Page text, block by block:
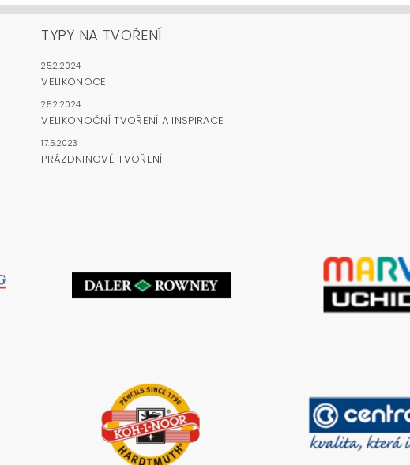
TYPY NA TVOŘENÍ
25.2.2024
VELIKONOCE
25.2.2024
VELIKONOČNÍ TVOŘENÍ A INSPIRACE
17.5.2023
PRÁZDNINOVÉ TVOŘENÍ